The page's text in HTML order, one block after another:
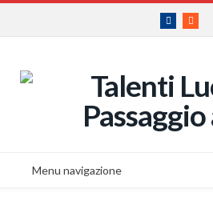
Facebook
RSS
Menu navigazione